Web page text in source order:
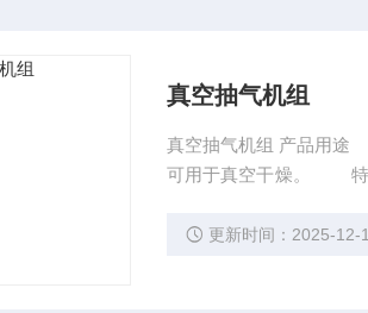
真空抽气机组
真空抽气机组 产品用途 主要用于抽出容器内的气体，使容器能达到高的真空度要求，同时
可用于真空干燥。 特
制造厂的电力真空器
更新时间：2025-12-